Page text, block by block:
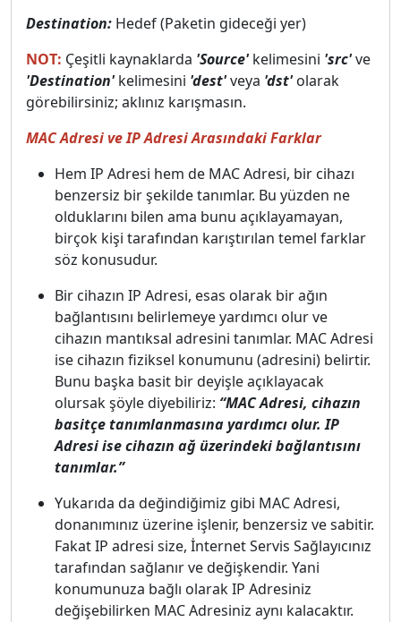
Destination: Hedef (Paketin gideceği yer)
NOT: Çeşitli kaynaklarda 'Source'kelimesini 'src've
'Destination'kelimesini 'dest'veya 'dst'olarak
görebilirsiniz; aklınız karışmasın.
MAC Adresi ve IP Adresi Arasındaki Farklar
Hem IP Adresi hem de MAC Adresi, bir cihazı
benzersiz bir şekilde tanımlar. Bu yüzden ne
olduklarını bilen ama bunu açıklayamayan,
birçok kişi tarafından karıştırılan temel farklar
söz konusudur.
Bir cihazın IP Adresi, esas olarak bir ağın
bağlantısını belirlemeye yardımcı olur ve
cihazın mantıksal adresini tanımlar. MAC Adresi
ise cihazın fiziksel konumunu (adresini) belirtir.
Bunu başka basit bir deyişle açıklayacak
olursak şöyle diyebiliriz: “MAC Adresi, cihazın
basitçe tanımlanmasına yardımcı olur. IP
Adresi ise cihazın ağ üzerindeki bağlantısını
tanımlar.”
Yukarıda da değindiğimiz gibi MAC Adresi,
donanımınız üzerine işlenir, benzersiz ve sabitir.
Fakat IP adresi size, İnternet Servis Sağlayıcınız
tarafından sağlanır ve değişkendir. Yani
konumunuza bağlı olarak IP Adresiniz
değişebilirken MAC Adresiniz aynı kalacaktır.